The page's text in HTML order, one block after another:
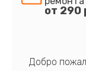
от 290
Добро